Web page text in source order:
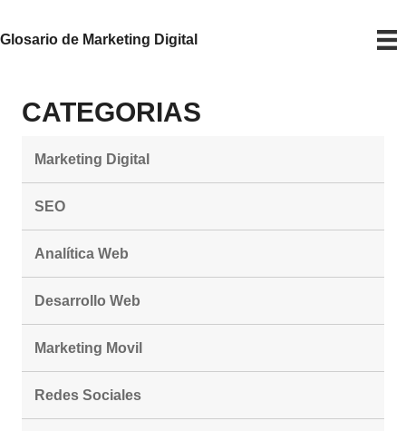
Glosario de Marketing Digital
CATEGORIAS
Marketing Digital
SEO
Analítica Web
Desarrollo Web
Marketing Movil
Redes Sociales